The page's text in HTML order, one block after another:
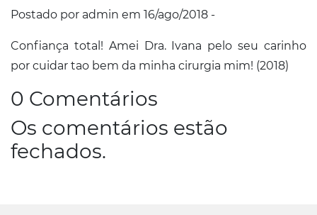
Depoimentos
Dicas
de
Saúde
Fale
Conosco
Postado por admin em 16/ago/2018 -
Confiança total! Amei Dra. Ivana pelo seu carinho
por cuidar tao bem da minha cirurgia mim! (2018)
0 Comentários
Os comentários estão
fechados.